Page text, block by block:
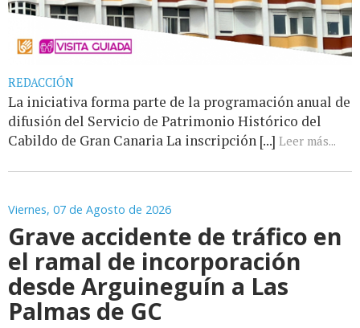
REDACCIÓN
La iniciativa forma parte de la programación anual de
difusión del Servicio de Patrimonio Histórico del
Cabildo de Gran Canaria La inscripción [...] Leer más...
Viernes, 07 de Agosto de 2026
Grave accidente de tráfico en
el ramal de incorporación
desde Arguineguín a Las
Palmas de GC